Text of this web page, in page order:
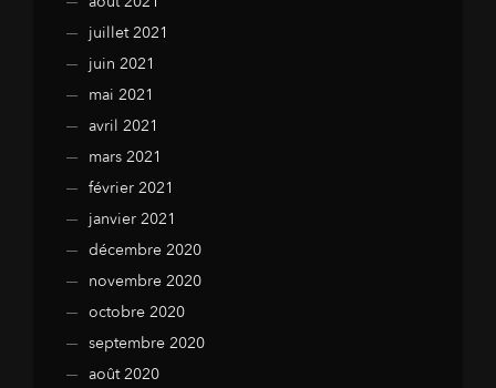
juillet 2021
juin 2021
mai 2021
avril 2021
mars 2021
février 2021
janvier 2021
décembre 2020
novembre 2020
octobre 2020
septembre 2020
août 2020